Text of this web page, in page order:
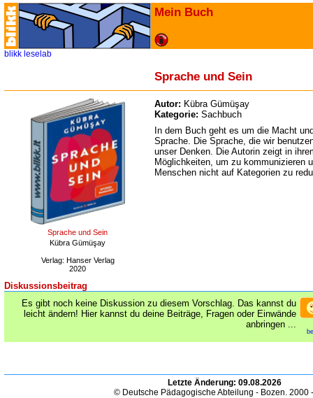
Mein Buch
blikk leselab
Sprache und Sein
Sprache und Sein
Kübra Gümüşay
Verlag: Hanser Verlag
2020
Autor: Kübra Gümüşay
Kategorie: Sachbuch
In dem Buch geht es um die Macht
Sprache. Die Sprache, die wir
unser Denken. Die Autorin zeigt in
Möglichkeiten, um zu kommunizieren
Menschen nicht auf Kategorien zu
Diskussionsbeitrag
Es gibt noch keine Diskussion zu diesem Vorschlag. Das kannst du
leicht ändern! Hier kannst du deine Beiträge, Fragen oder Einwände
anbringen ...
Letzte Änderung: 09.08.2026
© Deutsche Pädagogische Abteilung - Bozen. 2000